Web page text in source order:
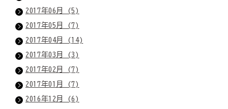
2017年06月 (5)
2017年05月 (7)
2017年04月 (14)
2017年03月 (3)
2017年02月 (7)
2017年01月 (7)
2016年12月 (6)